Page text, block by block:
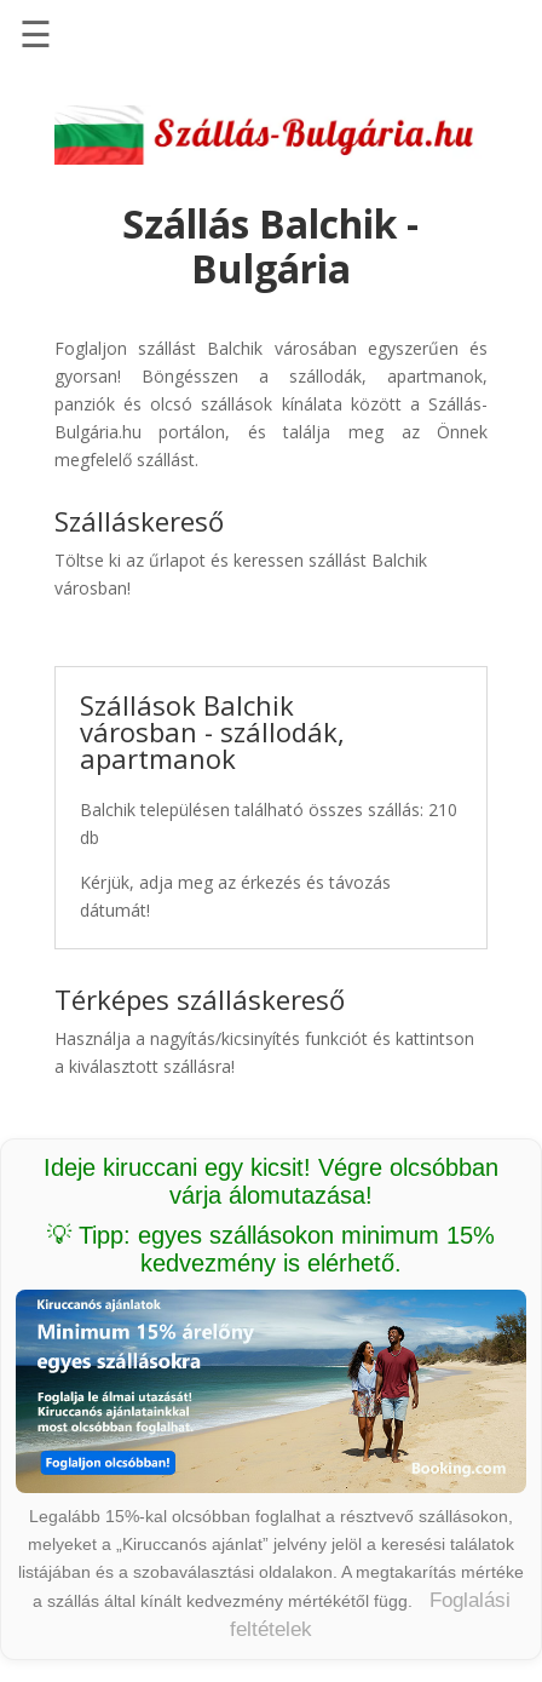
Szállások
Repülőjegy
pénzvisszatérítéssel
Discover
Cars
Transzfer
Kiwi
Taxi
☰
Szállás Balchik -
Bulgária
Foglaljon szállást Balchik városában egyszerűen és
gyorsan! Böngésszen a szállodák, apartmanok,
panziók és olcsó szállások kínálata között a Szállás-
Bulgária.hu portálon, és találja meg az Önnek
megfelelő szállást.
Szálláskereső
Töltse ki az űrlapot és keressen szállást Balchik
városban!
Szállások Balchik
városban - szállodák,
apartmanok
Balchik településen található összes szállás: 210
db
Kérjük, adja meg az érkezés és távozás
dátumát!
Térképes szálláskereső
Használja a nagyítás/kicsinyítés funkciót és kattintson
a kiválasztott szállásra!
Ideje kiruccani egy kicsit! Végre olcsóbban
várja álomutazása!
💡 Tipp: egyes szállásokon minimum 15%
kedvezmény is elérhető.
Legalább 15%-kal olcsóbban foglalhat a résztvevő szállásokon,
melyeket a „Kiruccanós ajánlat” jelvény jelöl a keresési találatok
listájában és a szobaválasztási oldalakon. A megtakarítás mértéke
a szállás által kínált kedvezmény mértékétől függ.
Foglalási
feltételek